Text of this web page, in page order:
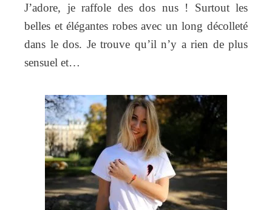
J’adore, je raffole des dos nus ! Surtout les
belles et élégantes robes avec un long décolleté
dans le dos. Je trouve qu’il n’y a rien de plus
sensuel et…